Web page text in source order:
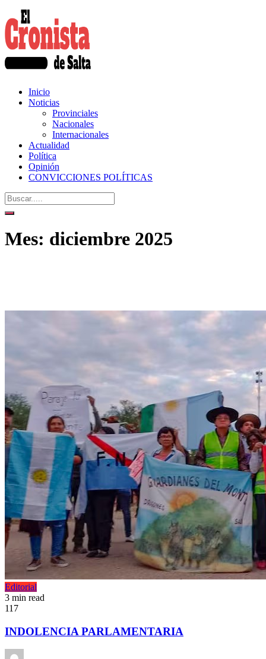
Inicio
Noticias
Provinciales
Nacionales
Internacionales
Actualidad
Política
Opinión
CONVICCIONES POLÍTICAS
Mes: diciembre 2025
Editorial
3 min read
117
INDOLENCIA PARLAMENTARIA